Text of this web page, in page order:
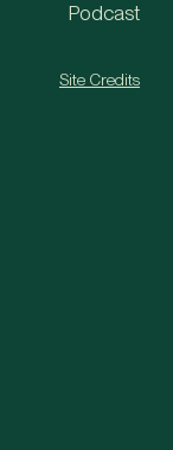
Podcast
Site Credits